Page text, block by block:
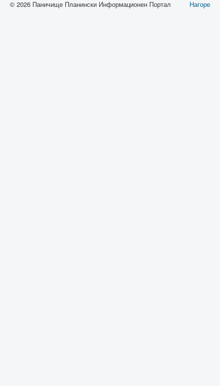
Нагоре
© 2026 Паничище Планински Информационен Портал